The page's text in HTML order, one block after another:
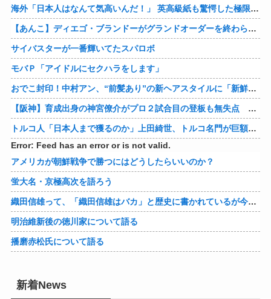
海外「日本人はなんて気高いんだ！」 英高級紙も驚愕した極限の中の日本人の姿に世界が衝撃
【あんこ】ディエゴ・ブランドーがグランドオーダーを終わらせるようです【FGO二部】 第１６６話
サイバスターが一番輝いてたスパロボ
モバＰ「アイドルにセクハラをします」
おでこ封印！中村アン、“前髪あり”の新ヘアスタイルに「新鮮でたまらん」の声【画像】
【阪神】育成出身の神宮僚介がプロ２試合目の登板も無失点 ボスラーを三振に ピンチで抑えた
トルコ人「日本人まで獲るのか」上田綺世、トルコ名門が巨額の正式オファー！現地サポが騒然！【海外の反応】
Error: Feed has an error or is not valid.
アメリカが朝鮮戦争で勝つにはどうしたらいいのか？
蛍大名・京極高次を語ろう
織田信雄って、「織田信雄はバカ」と歴史に書かれているが今まで家が残っているんでバカではないよな？
明治維新後の徳川家について語る
播磨赤松氏について語る
新着News